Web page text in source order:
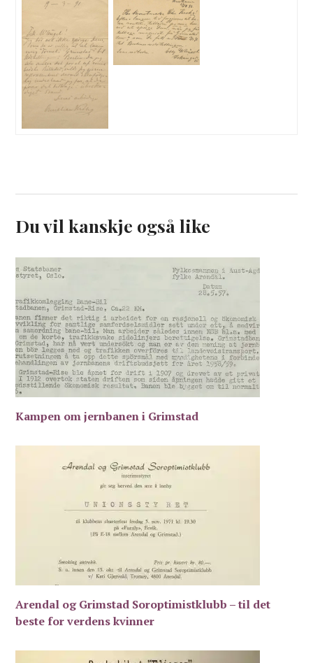
Du vil kanskje også like
Kampen om jernbanen i Grimstad
Arendal og Grimstad Soroptimistklubb – til det
beste for verdens kvinner